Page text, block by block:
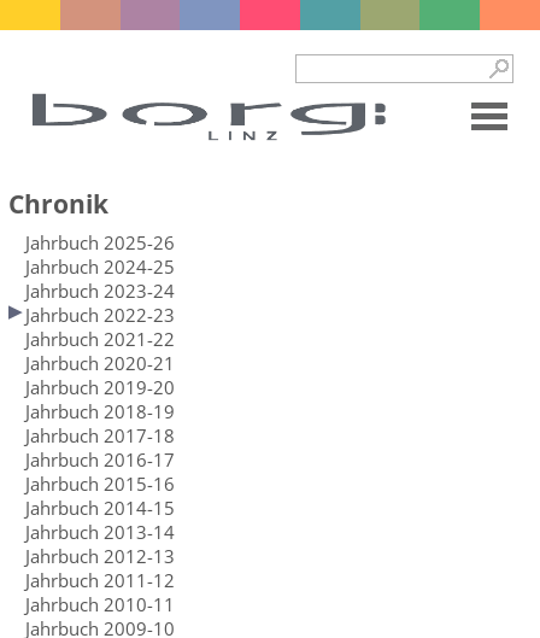
Chronik
Jahrbuch 2025-26
Jahrbuch 2024-25
Jahrbuch 2023-24
Jahrbuch 2022-23
Jahrbuch 2021-22
Jahrbuch 2020-21
Jahrbuch 2019-20
Jahrbuch 2018-19
Jahrbuch 2017-18
Jahrbuch 2016-17
Jahrbuch 2015-16
Jahrbuch 2014-15
Jahrbuch 2013-14
Jahrbuch 2012-13
Jahrbuch 2011-12
Jahrbuch 2010-11
Jahrbuch 2009-10